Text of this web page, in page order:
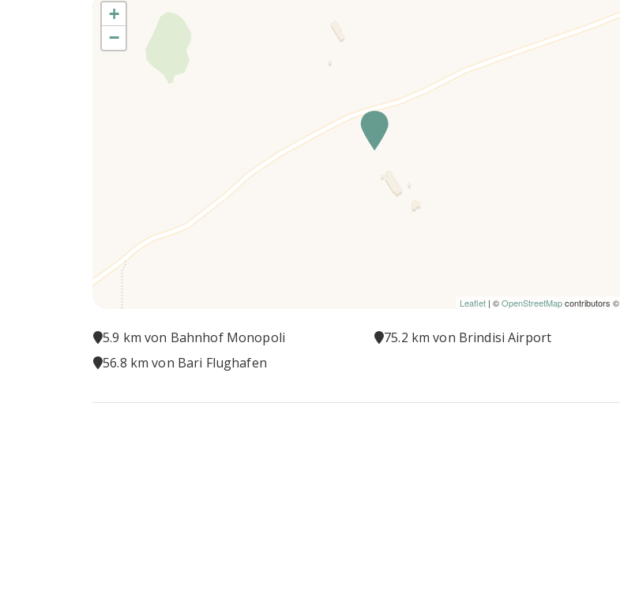
+
−
Leaflet | ©OpenStreetMapcontributors ©
5.9 km von Bahnhof Monopoli
56.8 km von Bari Flughafen
75.2 km von Brindisi Airport